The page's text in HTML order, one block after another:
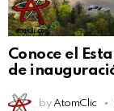
Conoce el
de
by AtomClic